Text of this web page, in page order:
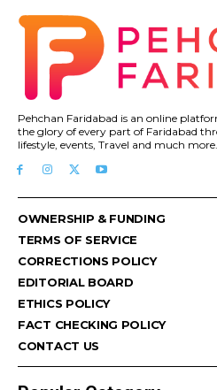
Pehchan Faridabad is an online
the glory of every part of Faridabad
lifestyle, events, Travel and much more.
OWNERSHIP & FUNDING
TERMS OF SERVICE
CORRECTIONS POLICY
EDITORIAL BOARD
ETHICS POLICY
FACT CHECKING POLICY
CONTACT US